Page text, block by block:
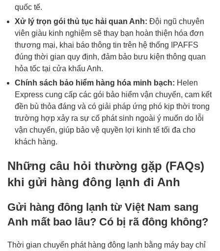
quốc tế.
Xử lý trọn gói thủ tục hải quan Anh: Đội ngũ chuyên
viên giàu kinh nghiệm sẽ thay bạn hoàn thiện hóa đơn
thương mại, khai báo thông tin trên hệ thống IPAFFS
đúng thời gian quy định, đảm bảo bưu kiện thông quan
hỏa tốc tại cửa khẩu Anh.
Chính sách bảo hiểm hàng hóa minh bạch: Helen
Express cung cấp các gói bảo hiểm vận chuyển, cam kết
đền bù thỏa đáng và có giải pháp ứng phó kịp thời trong
trường hợp xảy ra sự cố phát sinh ngoài ý muốn do lỗi
vận chuyển, giúp bảo vệ quyền lợi kinh tế tối đa cho
khách hàng.
Những câu hỏi thường gặp (FAQs)
khi gửi hàng đông lạnh đi Anh
Gửi hàng đông lạnh từ Việt Nam sang
Anh mất bao lâu? Có bị rã đông không?
Thời gian chuyển phát hàng đông lạnh bằng máy bay chỉ